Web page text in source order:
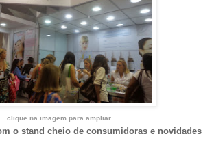
clique na imagem para ampliar
o stand cheio de consumidoras e novidades